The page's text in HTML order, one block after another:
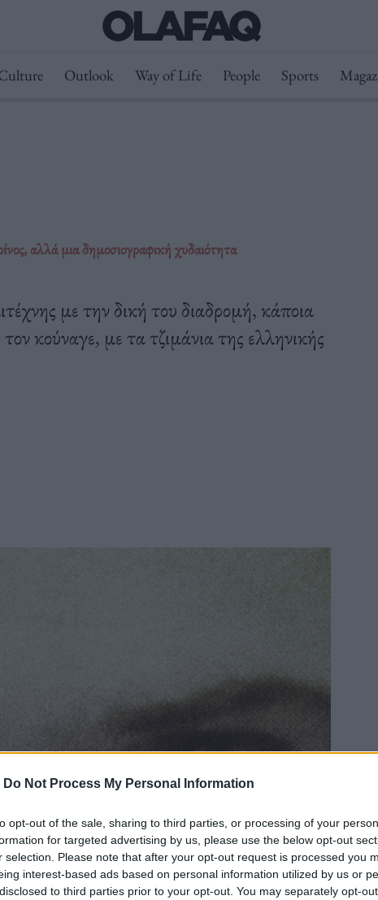
Do Not Process My Personal Information
opt-out of the sale, sharing to third parties, or processing of your
for targeted advertising by us, please use the below opt-out
selection. Please note that after your opt-out request is processed you
interest-based ads based on personal information utilized by us or
to third parties prior to your opt-out. You may separately opt-
Outlook Way of Life People Sports
αλλά μια δημοσιογραφική χυδαιότητα
με την δική του διαδρομή, κάποια
κούναγε, με τα τζιμάνια της ελληνικής